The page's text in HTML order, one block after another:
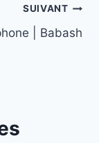
SUIVANT
| Babash